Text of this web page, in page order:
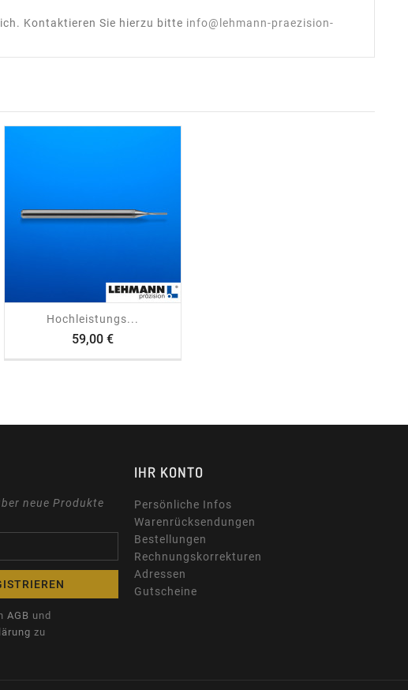
Kontaktieren Sie hierzu bitte info@lehmann-praezision-
visibility
Hochleistungs...
59,00 €Preis
neue Produkte
AGB und
zu
IHR KONTO
Persönliche Infos
Warenrücksendungen
Bestellungen
Rechnungskorrekturen
Adressen
Gutscheine